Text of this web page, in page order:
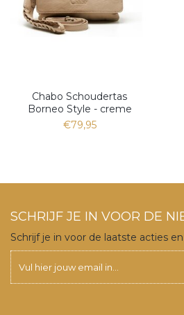
Chabo Schoudertas
Borneo Style - creme
€79,95
SCHRIJF JE IN VOOR DE
Schrijf je in voor de laatste acties